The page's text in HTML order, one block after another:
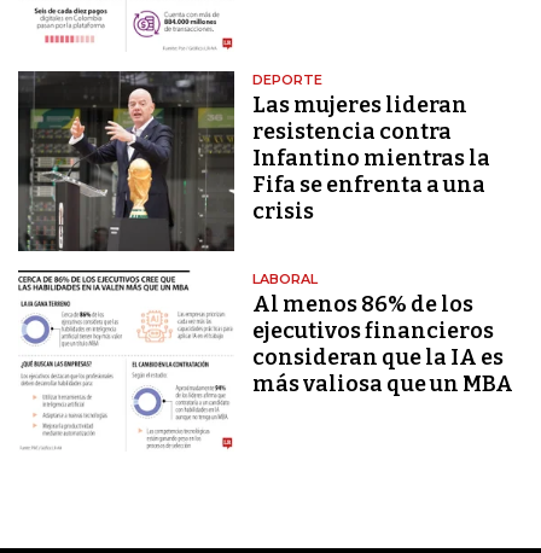
DEPORTE
Las mujeres lideran
resistencia contra
Infantino mientras la
Fifa se enfrenta a una
crisis
LABORAL
Al menos 86% de los
ejecutivos financieros
consideran que la IA es
más valiosa que un MBA